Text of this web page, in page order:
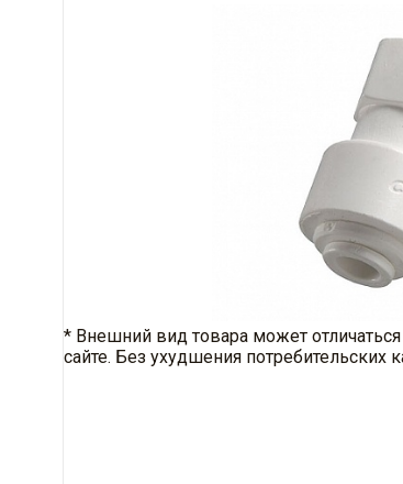
* Внешний вид товара может
сайте. Без ухудшения потребительских